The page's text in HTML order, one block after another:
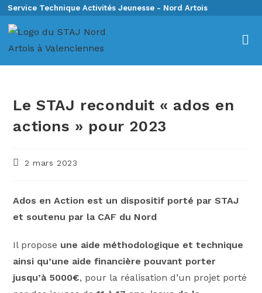
Service Technique Activités Jeunesse - Nord Artois
Le STAJ reconduit « ados en
actions » pour 2023
2 mars 2023
Ados en Action est un dispositif porté par STAJ
et soutenu par la CAF du Nord
Il propose une aide méthodologique et technique
ainsi qu’une aide financière pouvant porter
jusqu’à 5000€, pour la réalisation d’un projet porté